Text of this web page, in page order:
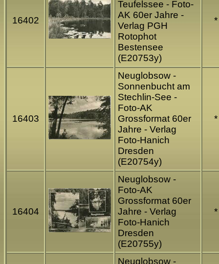
16402
Teufelssee - Foto-
AK 60er Jahre -
Verlag PGH
Rotophot
Bestensee
(E20753y)
*
16403
Neuglobsow -
Sonnenbucht am
Stechlin-See -
Foto-AK
Grossformat 60er
Jahre - Verlag
Foto-Hanich
Dresden
(E20754y)
*
16404
Neuglobsow -
Foto-AK
Grossformat 60er
Jahre - Verlag
Foto-Hanich
Dresden
(E20755y)
*
Neuglobsow -